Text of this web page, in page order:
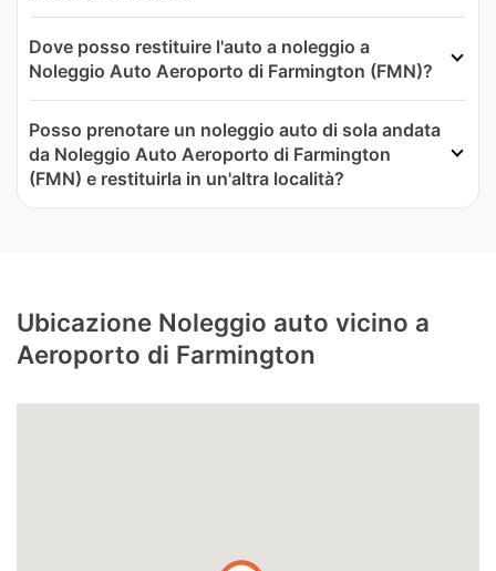
Dove posso restituire l'auto a noleggio a
Noleggio Auto Aeroporto di Farmington (FMN)?
Posso prenotare un noleggio auto di sola andata
da Noleggio Auto Aeroporto di Farmington
(FMN) e restituirla in un'altra località?
Ubicazione Noleggio auto vicino a
Aeroporto di Farmington